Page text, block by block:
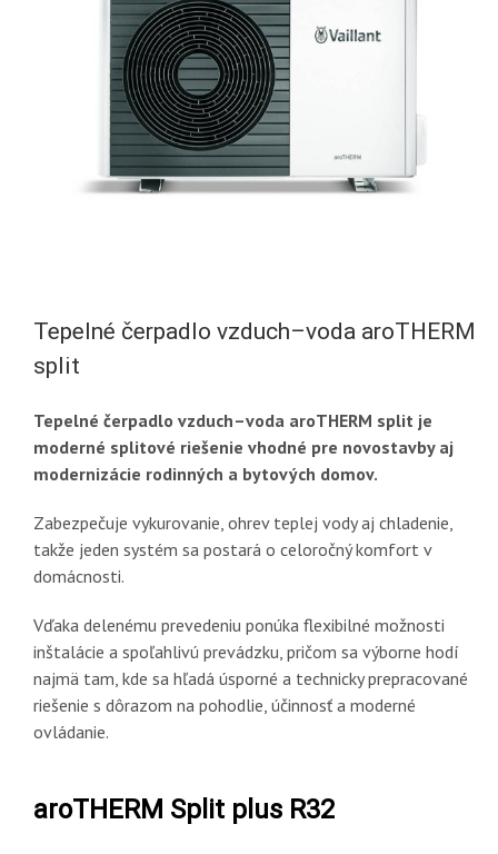
Tepelné čerpadlo vzduch–voda aroTHERM
split
Tepelné čerpadlo vzduch–voda aroTHERM split je
moderné splitové riešenie vhodné pre novostavby aj
modernizácie rodinných a bytových domov.
Zabezpečuje vykurovanie, ohrev teplej vody aj chladenie,
takže jeden systém sa postará o celoročný komfort v
domácnosti.
Vďaka delenému prevedeniu ponúka flexibilné možnosti
inštalácie a spoľahlivú prevádzku, pričom sa výborne hodí
najmä tam, kde sa hľadá úsporné a technicky prepracované
riešenie s dôrazom na pohodlie, účinnosť a moderné
ovládanie.
aroTHERM Split plus R32